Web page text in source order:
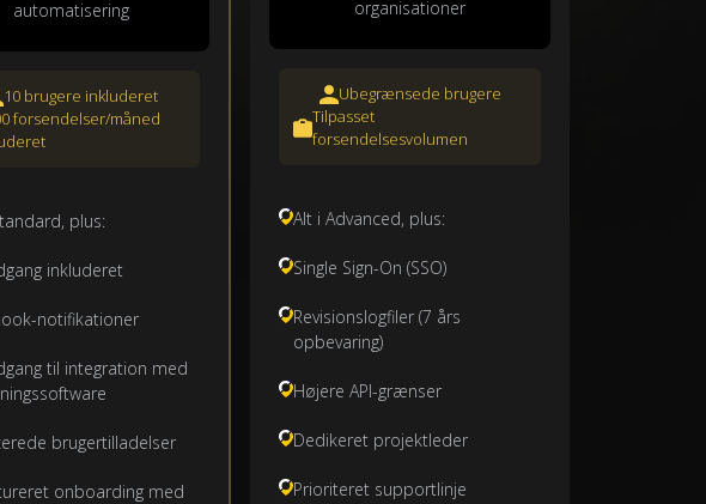
automatisering
10 brugere inkluderet
forsendelser/måned
plus:
inkluderet
notifikationer
til integration med
brugertilladelser
onboarding med
organisationer
Ubegrænsede brugere
Tilpasset
forsendelsesvolumen
Alt i Advanced, plus:
Single Sign-On (SSO)
Revisionslogfiler (7 års
opbevaring)
Højere API-grænser
Dedikeret projektleder
Prioriteret supportlinje